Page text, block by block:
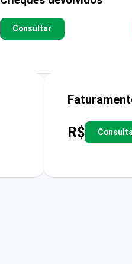
Consultar
R$